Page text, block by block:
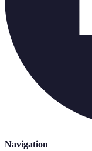
Navigation